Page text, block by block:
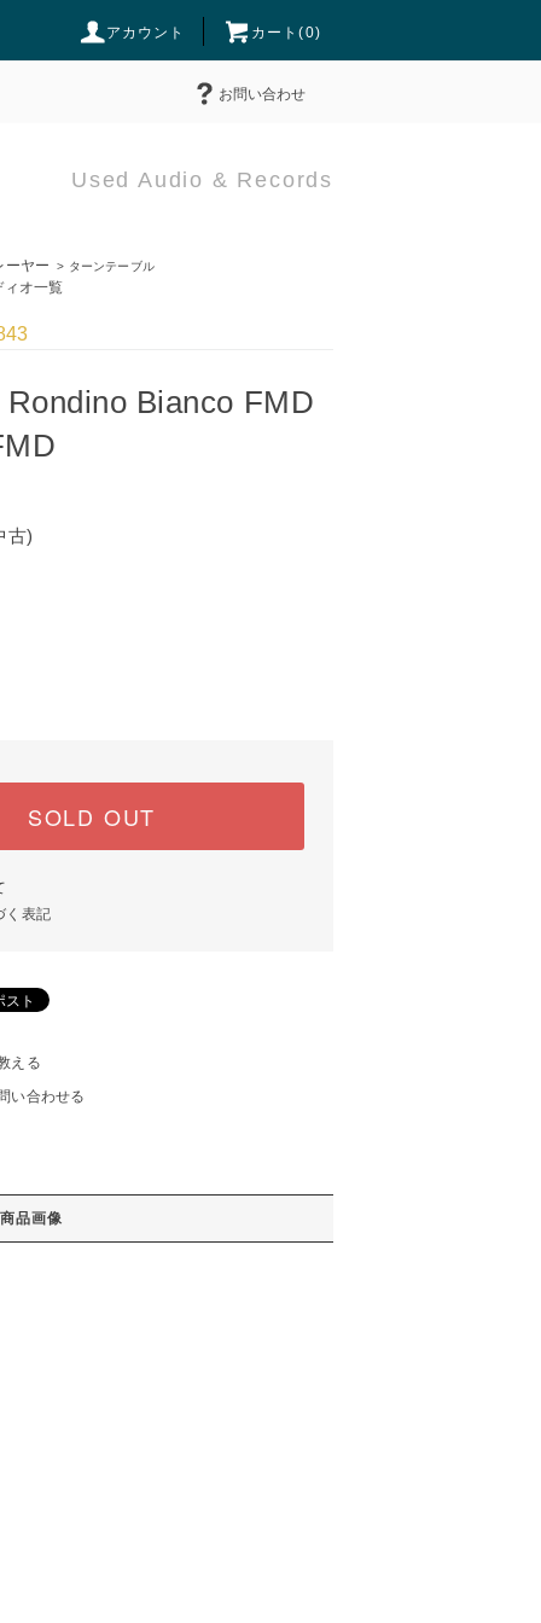
アカウント カート(0)
お問い合わせ
Used Audio & Records
ヤー > ターンテーブル
オ一覧
Bianco FMD
古)
SOLD OUT
く表記
える
い合わせる
商品画像